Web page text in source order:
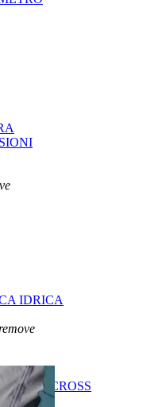
IDRICA
CICLOCROSS